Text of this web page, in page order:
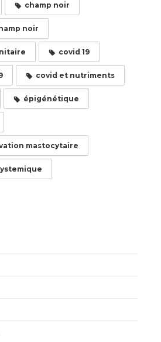
champ noir
noir
covid 19
covid et nutriments
épigénétique
mastocytaire